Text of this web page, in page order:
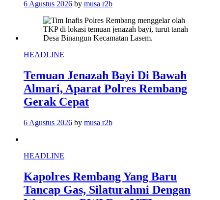
6 Agustus 2026 by musa r2b
HEADLINE
Temuan Jenazah Bayi Di Bawah
Almari, Aparat Polres Rembang
Gerak Cepat
6 Agustus 2026 by musa r2b
HEADLINE
Kapolres Rembang Yang Baru
Tancap Gas, Silaturahmi Dengan